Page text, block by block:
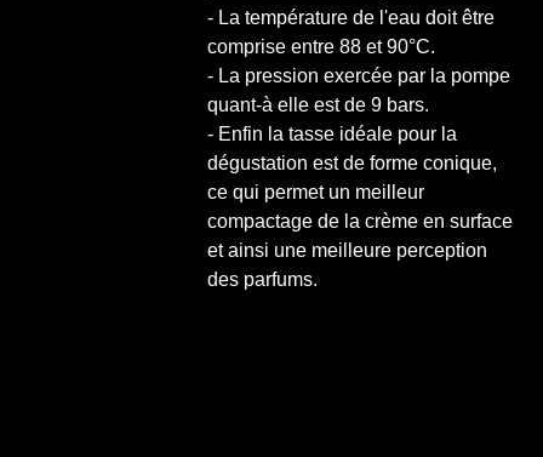
- La température de l'eau doit être
comprise entre 88 et 90°C.
- La pression exercée par la pompe
quant-à elle est de 9 bars.
- Enfin la tasse idéale pour la
dégustation est de forme conique,
ce qui permet un meilleur
compactage de la crème en surface
et ainsi une meilleure perception
des parfums.